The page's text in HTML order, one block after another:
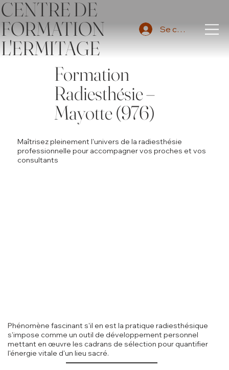
CENTRE DE
FORMATION
L'ERMITAGE
Se connecter
Formation
Radiesthésie –
Mayotte (976)
Maîtrisez pleinement l'univers de la radiesthésie
professionnelle pour accompagner vos proches et vos
consultants
Phénomène fascinant s'il en est la pratique radiesthésique
s'impose comme un outil de développement personnel
mettant en œuvre les cadrans de sélection pour quantifier
l'énergie vitale d'un lieu sacré.